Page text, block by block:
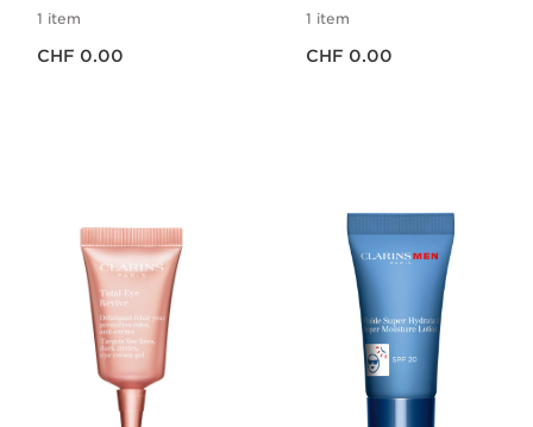
1 item
CHF 0.00
1 item
CHF 0.00